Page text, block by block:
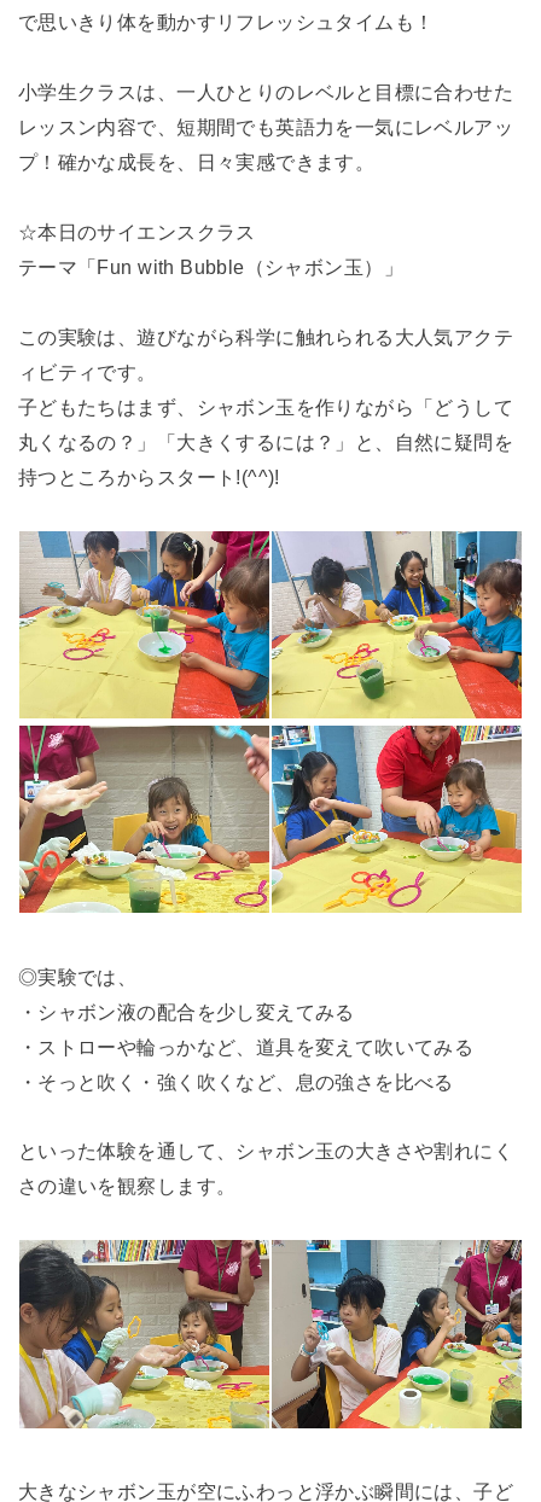
で思いきり体を動かすリフレッシュタイムも！
小学生クラスは、一人ひとりのレベルと目標に合わせた
レッスン内容で、短期間でも英語力を一気にレベルアッ
プ！確かな成長を、日々実感できます。
☆本日のサイエンスクラス
テーマ「Fun with Bubble（シャボン玉）」
この実験は、遊びながら科学に触れられる大人気アクテ
ィビティです。
子どもたちはまず、シャボン玉を作りながら「どうして
丸くなるの？」「大きくするには？」と、自然に疑問を
持つところからスタート!(^^)!
◎実験では、
・シャボン液の配合を少し変えてみる
・ストローや輪っかなど、道具を変えて吹いてみる
・そっと吹く・強く吹くなど、息の強さを比べる
といった体験を通して、シャボン玉の大きさや割れにく
さの違いを観察します。
大きなシャボン玉が空にふわっと浮かぶ瞬間には、子ど